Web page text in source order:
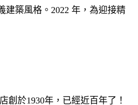
建築風格。2022 年，為迎接精
創於1930年，已經近百年了！